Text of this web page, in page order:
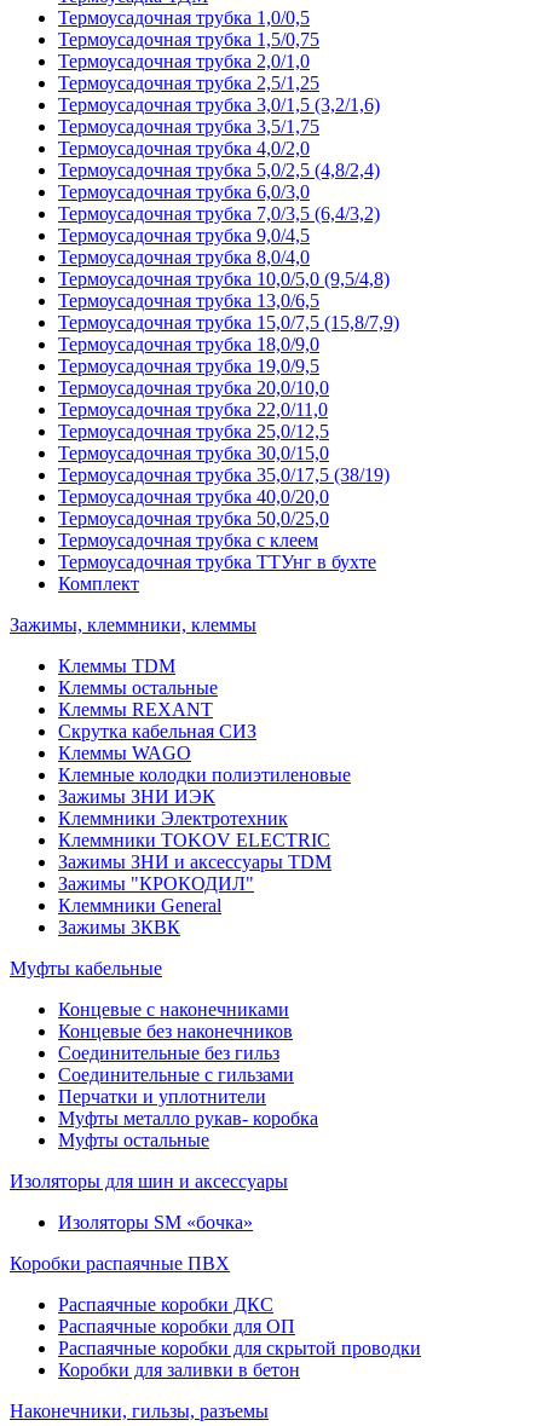
Термоусадочная трубка 1,0/0,5
Термоусадочная трубка 1,5/0,75
Термоусадочная трубка 2,0/1,0
Термоусадочная трубка 2,5/1,25
Термоусадочная трубка 3,0/1,5 (3,2/1,6)
Термоусадочная трубка 3,5/1,75
Термоусадочная трубка 4,0/2,0
Термоусадочная трубка 5,0/2,5 (4,8/2,4)
Термоусадочная трубка 6,0/3,0
Термоусадочная трубка 7,0/3,5 (6,4/3,2)
Термоусадочная трубка 9,0/4,5
Термоусадочная трубка 8,0/4,0
Термоусадочная трубка 10,0/5,0 (9,5/4,8)
Термоусадочная трубка 13,0/6,5
Термоусадочная трубка 15,0/7,5 (15,8/7,9)
Термоусадочная трубка 18,0/9,0
Термоусадочная трубка 19,0/9,5
Термоусадочная трубка 20,0/10,0
Термоусадочная трубка 22,0/11,0
Термоусадочная трубка 25,0/12,5
Термоусадочная трубка 30,0/15,0
Термоусадочная трубка 35,0/17,5 (38/19)
Термоусадочная трубка 40,0/20,0
Термоусадочная трубка 50,0/25,0
Термоусадочная трубка с клеем
Термоусадочная трубка ТТУнг в бухте
Комплект
Зажимы, клеммники, клеммы
Клеммы TDM
Клеммы остальные
Клеммы REXANT
Скрутка кабельная СИЗ
Клеммы WAGO
Клемные колодки полиэтиленовые
Зажимы ЗНИ ИЭК
Клеммники Электротехник
Клеммники TOKOV ELECTRIC
Зажимы ЗНИ и аксессуары TDM
Зажимы "КРОКОДИЛ"
Клеммники General
Зажимы 3КВК
Муфты кабельные
Концевые с наконечниками
Концевые без наконечников
Соединительные без гильз
Соединительные с гильзами
Перчатки и уплотнители
Муфты металло рукав- коробка
Муфты остальные
Изоляторы для шин и аксессуары
Изоляторы SM «бочка»
Коробки распаячные ПВХ
Распаячные коробки ДКС
Распаячные коробки для ОП
Распаячные коробки для скрытой проводки
Коробки для заливки в бетон
Наконечники, гильзы, разъемы